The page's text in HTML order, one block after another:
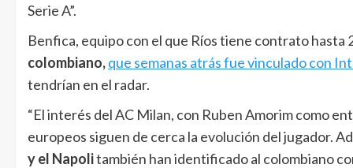
Serie A”.
Benfica, equipo con el que Ríos tiene contrato hasta
colombiano,que semanas atrás fue vinculado con
tendrían en el radar.
“El interés del AC Milan, con Ruben Amorim como
europeos siguen de cerca la evolución del jugador.
y el Napolitambién han identificado al colombiano